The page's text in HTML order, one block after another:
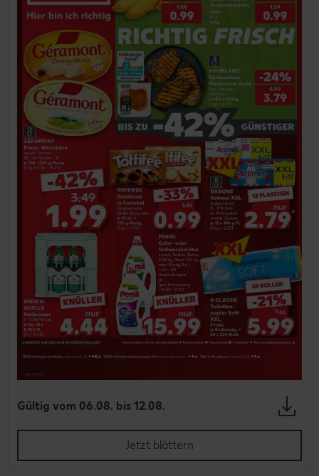
Gültig vom 06.08. bis 12.08.
Jetzt blättern